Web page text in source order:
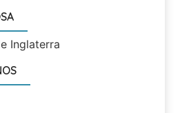
Inglaterra